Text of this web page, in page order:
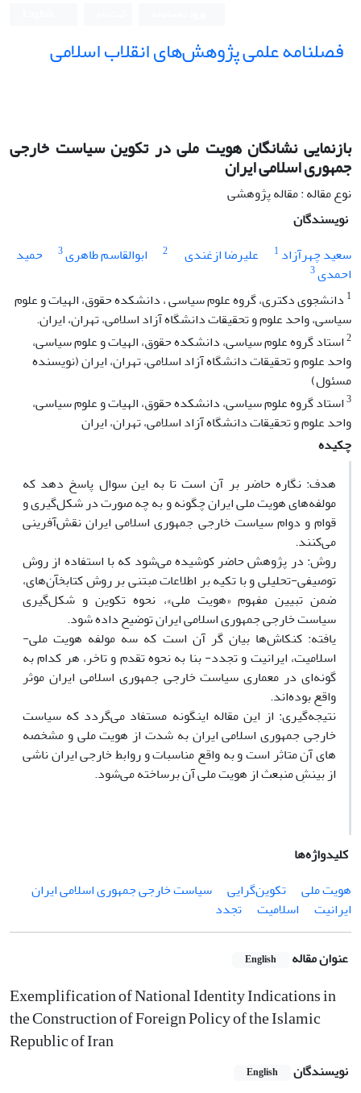
فصلنامه علمی پژوهش‌های انقلاب اسلامی
بازنمایی نشانگان هویت ملی در تکوین سیاست خارجی
جمهوری اسلامی ایران
نوع مقاله : مقاله پژوهشی
نویسندگان
سعید چهرآزاد 1 علیرضا ازغندی 2 ابوالقاسم طاهری3
حمید
احمدی3
1 دانشجوی دکتری، گروه علوم سیاسی ، دانشکده حقوق، الهیات و علوم
سیاسی، واحد علوم و تحقیقات دانشگاه آزاد اسلامی، تهران، ایران.
2استاد گروه علوم سیاسی، دانشکده حقوق، الهیات و علوم سیاسی،
واحد علوم و تحقیقات دانشگاه آزاد اسلامی، تهران، ایران (نویسنده
مسئول)
3استاد گروه علوم سیاسی، دانشکده حقوق، الهیات و علوم سیاسی،
واحد علوم و تحقیقات دانشگاه آزاد اسلامی، تهران، ایران
چکیده
هدف: نگاره حاضر بر آن است تا به این سوال پاسخ دهد که
مولفههای هویت ملی ایران چگونه و به چه صورت در شکلگیری و
قوام و دوام سیاست خارجی جمهوری اسلامی ایران نقشآفرینی
میکنند.
روش: در پژوهش حاضر کوشیده میشود که با استفاده از روش
توصیفی-تحلیلی و با تکیه بر اطلاعات مبتنی بر روش کتابخآنهای،
ضمن تبیین مفهوم «هویت ملی»، نحوه تکوین و شکلگیری
سیاست خارجی جمهوری اسلامی ایران توضیح داده شود.
یافته: کنکاشها بیان گر آن است که سه مولفه هویت ملی-
اسلامیت، ایرانیت و تجدد- بنا به نحوه تقدم و تاخر، هر کدام به
گونهای در معماری سیاست خارجی جمهوری اسلامی ایران موثر
واقع بودهاند.
نتیجهگیری: از این مقاله اینگونه مستفاد میگردد که سیاست
خارجی جمهوری اسلامی ایران به شدت از هویت ملی و مشخصه
های آن متاثر است و به واقع مناسبات و روابط خارجی ایران ناشی
از بینشِ منبعث از هویت ملی آن برساخته میشود.
کلیدواژه‌ها
هویت ملی
تکوین‌گرایی
سیاست خارجی جمهوری اسلامی ایران
ایرانیت
اسلامیت تجدد
عنوان مقاله English
Exemplification of National Identity Indications in
the Construction of Foreign Policy of the Islamic
Republic of Iran
نویسندگان English